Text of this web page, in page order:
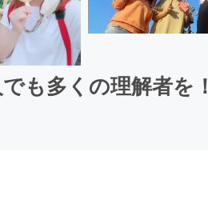
も多くの理解者を！